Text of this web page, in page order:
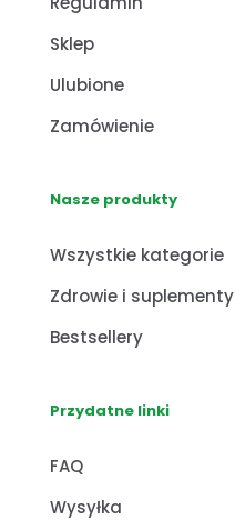
Sklep
Ulubione
Zamówienie
Nasze produkty
Wszystkie kategorie
Zdrowie i suplementy
Bestsellery
Przydatne linki
FAQ
Wysyłka